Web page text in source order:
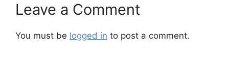
Leave a Comment
You must be logged in to post a comment.